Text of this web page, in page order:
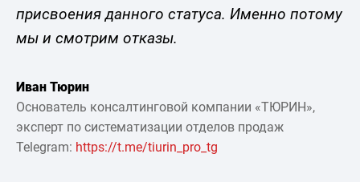
присвоения данного статуса. Именно потому
мы и смотрим отказы.
Иван Тюрин
Основатель консалтинговой компании «ТЮРИН»,
эксперт по систематизации отделов продаж
Telegram: https://t.me/tiurin_pro_tg